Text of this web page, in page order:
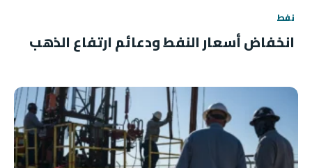
نفط
انخفاض أسعار النفط ودعائم ارتفاع الذهب